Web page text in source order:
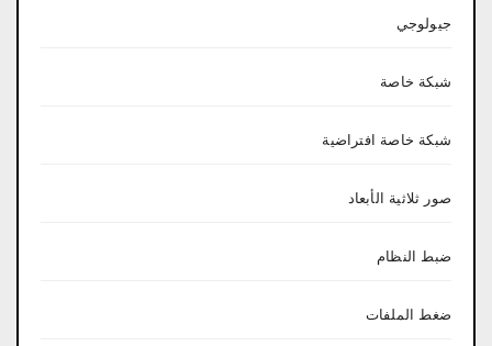
جيولوجي
شبكة خاصة
شبكة خاصة افتراضية
صور ثلاثية الأبعاد
ضبط النظام
ضغط الملفات